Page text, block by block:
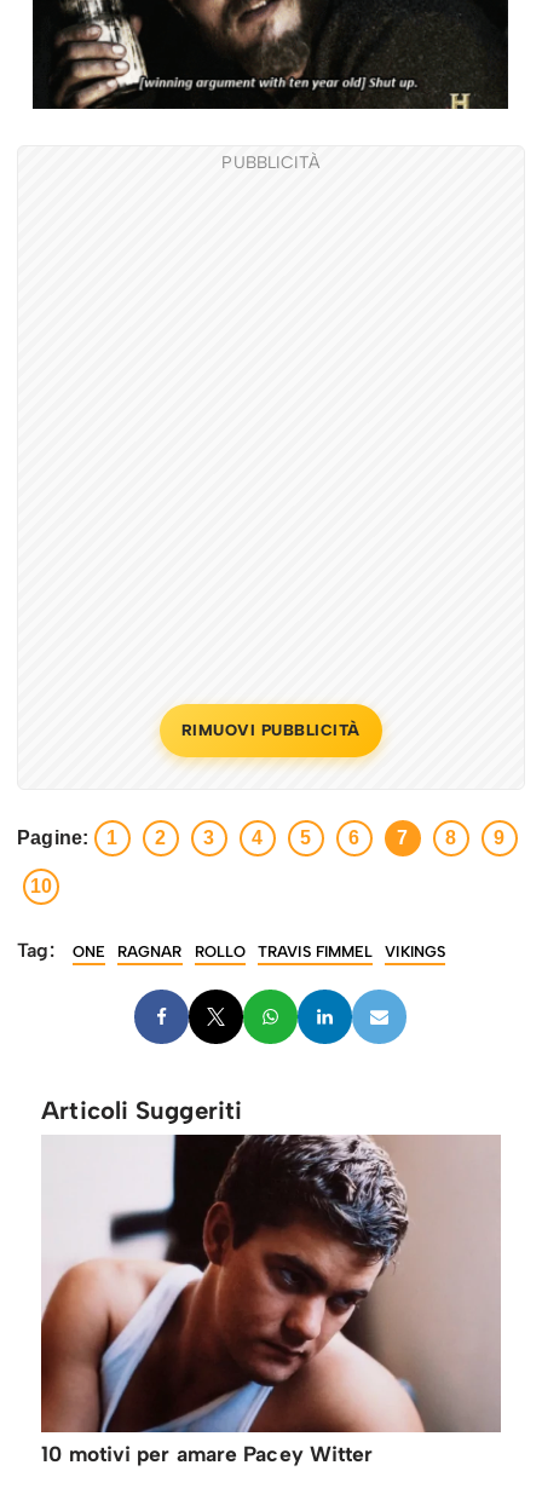
PUBBLICITÀ
RIMUOVI PUBBLICITÀ
Pagine: 1 2 3 4 5 6 7 8 9
10
Tag: ONE RAGNAR ROLLO TRAVIS FIMMEL VIKINGS
Articoli Suggeriti
10 motivi per amare Pacey Witter